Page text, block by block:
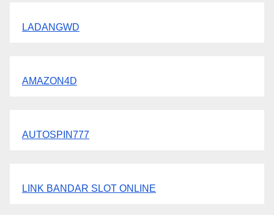
LADANGWD
AMAZON4D
AUTOSPIN777
LINK BANDAR SLOT ONLINE